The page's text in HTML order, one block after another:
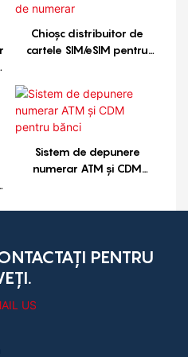
Chioșc distribuitor de
cartele SIM/eSIM pentru
Sistem de depunere
numerar ATM și CDM
PENTRU